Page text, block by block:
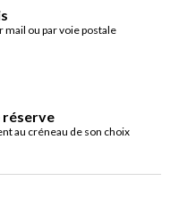
ou par voie postale
réserve
au créneau de son choix